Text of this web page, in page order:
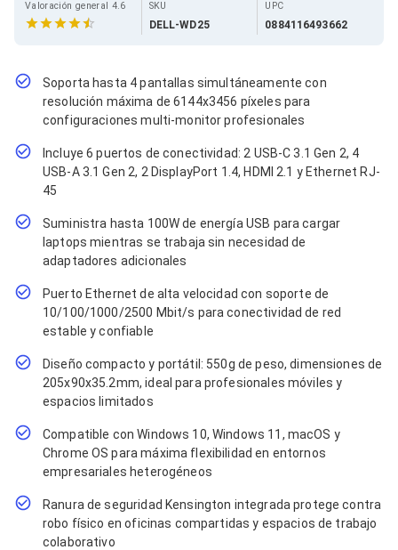
Cables Coaxiales
Accesorios para Cables
Conectores
Tapas y Cajas
Herramientas para Cables
Pinzas Ponchadoras
Probadores de Cable
Cortadoras de Cable
Protectores para Cables
Cables para Impresoras
Bobinas
Cableado Estructurado
Sujetadores de Cables
Cinchos
Adaptadores
Adaptadores PC
Adaptadores PC USB
Adaptadores PC Serial
Adaptadores PC SATA
Adaptadores PC IDE
Adaptadores PC Teclado
Bluetooth
Adaptadores Video
Adaptadores Video DisplayPort
Divisores de Video
Adaptadores Video HDMI
Extensores y Receptores de Vídeo
Adaptadores Video DVI
Adaptadores Video VGA / HD15
Valoración general 4.6 SKU
DELL-WD25
UPC
0884116493662
Soporta hasta 4 pantallas simultáneamente con
resolución máxima de 6144x3456 píxeles para
configuraciones multi-monitor profesionales
Incluye 6 puertos de conectividad: 2 USB-C 3.1 Gen 2, 4
USB-A 3.1 Gen 2, 2 DisplayPort 1.4, HDMI 2.1 y Ethernet RJ-
45
Suministra hasta 100W de energía USB para cargar
laptops mientras se trabaja sin necesidad de
adaptadores adicionales
Puerto Ethernet de alta velocidad con soporte de
10/100/1000/2500 Mbit/s para conectividad de red
estable y confiable
Diseño compacto y portátil: 550g de peso, dimensiones de
205x90x35.2mm, ideal para profesionales móviles y
espacios limitados
Compatible con Windows 10, Windows 11, macOS y
Chrome OS para máxima flexibilidad en entornos
empresariales heterogéneos
Ranura de seguridad Kensington integrada protege contra
robo físico en oficinas compartidas y espacios de trabajo
colaborativo